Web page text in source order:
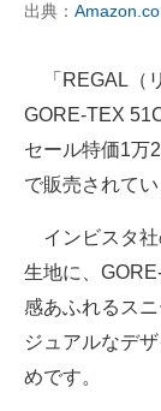
出典：
「REGAL（
GORE-TEX
セール特価1万
で販売されてい
インビスタ社
生地に、
感あふれるス
ジュアルなデ
めです。